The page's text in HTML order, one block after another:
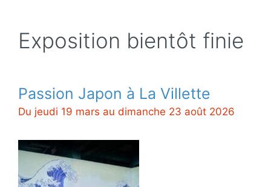
Exposition bientôt finie
Passion Japon à La Villette
Du jeudi 19 mars au dimanche 23 août 2026